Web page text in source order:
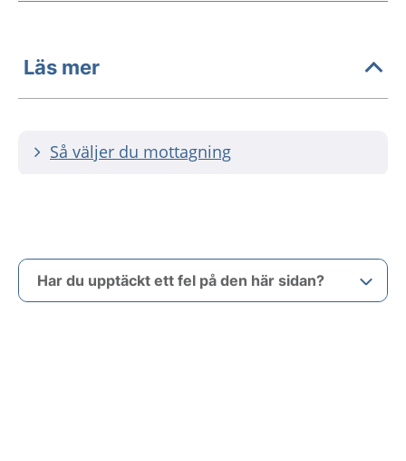
Läs mer
Så väljer du mottagning
Har du upptäckt ett fel på den här sidan?